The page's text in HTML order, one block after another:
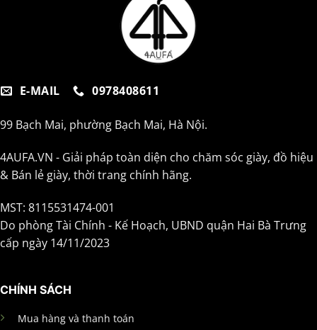
E-MAIL 0978408611
99 Bạch Mai, phường Bạch Mai, Hà Nội.
4AUFA.VN - Giải pháp toàn diện cho chăm sóc giày, đồ hiệu
& Bán lẻ giày, thời trang chính hãng.
MST: 8115531474-001
Do phòng Tài Chính - Kế Hoạch, UBND quận Hai Bà Trưng
cấp ngày 14/11/2023
CHÍNH SÁCH
Mua hàng và thanh toán